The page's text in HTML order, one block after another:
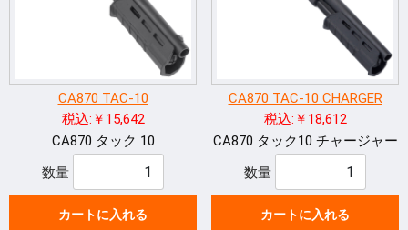
CA870 TAC-10
税込:￥15,642
CA870 タック 10
数量
カートに入れる
CA870 TAC-10 CHARGER
税込:￥18,612
CA870 タック10 チャージャー
数量
カートに入れる